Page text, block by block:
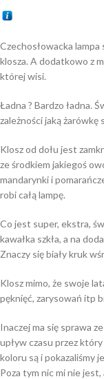
Czechosłowacka
klosza. A dodatkowo z
której wisi.
Ładna ? Bardzo ładna.
zależności jaką żarówkę
Klosz od dołu jest
ze środkiem jakiegoś
mandarynki i
robi całą lampę.
Co jest super, ekstra,
kawałka szkła, a na
Znaczy się biały kruk
Klosz mimo, że swoje
pęknięć, zarysowań itp
Inaczej ma się sprawa
upływ czasu przez
koloru są i pokazaliśmy
Poza tym nic mi nie